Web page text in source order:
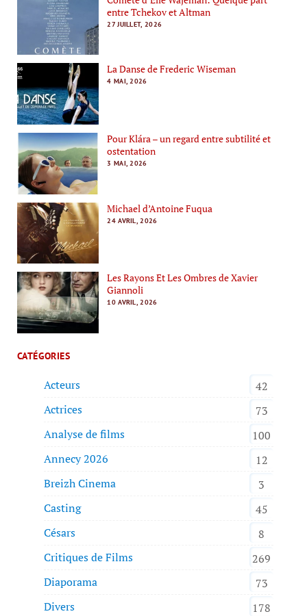
entre Tchekov et Altman
27 JUILLET, 2026
La Danse de Frederic Wiseman
4 MAI, 2026
Pour Klára – un regard entre subtilité et
ostentation
3 MAI, 2026
Michael d’Antoine Fuqua
24 AVRIL, 2026
Les Rayons Et Les Ombres de Xavier
Giannoli
10 AVRIL, 2026
CATÉGORIES
Acteurs
42
Actrices
73
Analyse de films
100
Annecy 2026
12
Breizh Cinema
3
Casting
45
Césars
8
Critiques de Films
269
Diaporama
73
Divers
178